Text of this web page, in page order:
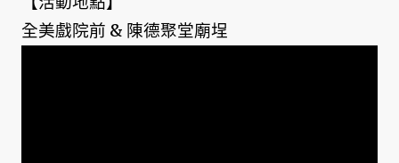
全美戲院前 & 陳德聚堂廟埕